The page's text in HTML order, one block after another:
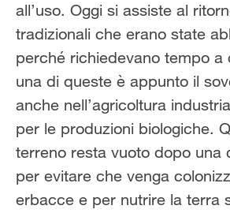
all’uso. Oggi si assiste al
tradizionali che erano state
perché richiedevano tempo a
una di queste è appunto il
anche nell’agricoltura
per le produzioni biologiche.
terreno resta vuoto dopo una
per evitare che venga
erbacce e per nutrire la terra